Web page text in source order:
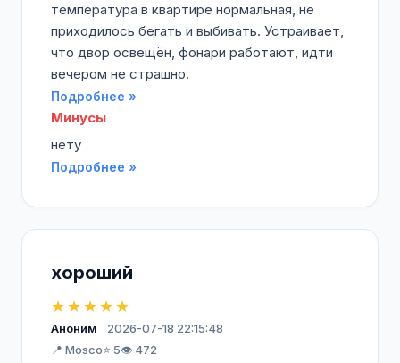
температура в квартире нормальная, не
приходилось бегать и выбивать. Устраивает,
что двор освещён, фонари работают, идти
вечером не страшно.
Подробнее »
Минусы
нету
Подробнее »
хороший
★★★★★
Аноним
2026-07-18 22:15:48
📍 Mosco⭐ 5👁️ 472